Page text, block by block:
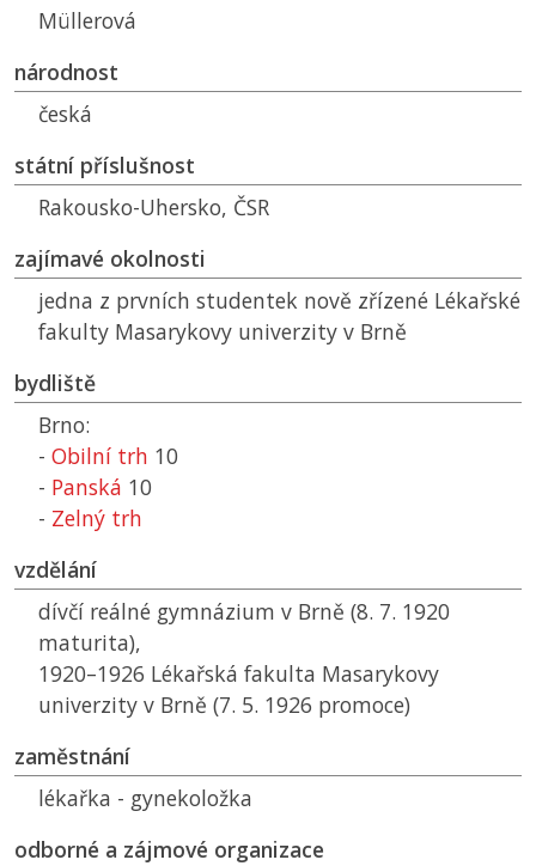
Müllerová
národnost
česká
státní příslušnost
Rakousko-Uhersko, ČSR
zajímavé okolnosti
jedna z prvních studentek nově zřízené Lékařské
fakulty Masarykovy univerzity v Brně
bydliště
Brno:
- Obilní trh 10
- Panská 10
- Zelný trh
vzdělání
dívčí reálné gymnázium v Brně (8. 7. 1920
maturita),
1920–1926 Lékařská fakulta Masarykovy
univerzity v Brně (7. 5. 1926 promoce)
zaměstnání
lékařka - gynekoložka
odborné a zájmové organizace